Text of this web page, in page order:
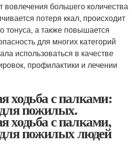
вовлечения большего количества
потеря ккал, происходит
тонуса, а также повышается
для многих категорий
использоваться в качестве
профилактики и лечении
ходьба с палками:
пожилых.
ходьба с палками,
пожилых людей